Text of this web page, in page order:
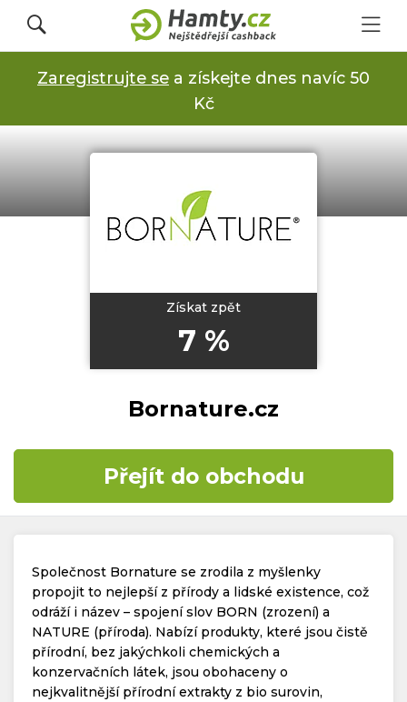
Přihlásit se
Registrovat
Obchody
Časté dotazy
Kontakt
Copyright © 2019 - 2026. Všechna práva vyhrazena.
Zaregistrujte se a získejte dnes navíc 50
Kč
Získat zpět
7 %
Bornature.cz
Přejít do obchodu
Společnost Bornature se zrodila z myšlenky
propojit to nejlepší z přírody a lidské existence, což
odráží i název – spojení slov BORN (zrození) a
NATURE (příroda). Nabízí produkty, které jsou čistě
přírodní, bez jakýchkoli chemických a
konzervačních látek, jsou obohaceny o
nejkvalitnější přírodní extrakty z bio surovin,